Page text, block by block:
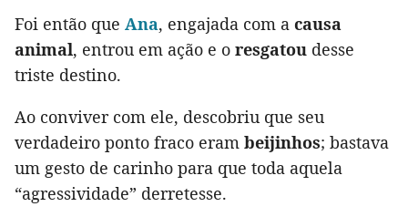
Foi então que Ana, engajada com a causa
animal, entrou em ação e o resgatou desse
triste destino.
Ao conviver com ele, descobriu que seu
verdadeiro ponto fraco eram beijinhos; bastava
um gesto de carinho para que toda aquela
“agressividade” derretesse.